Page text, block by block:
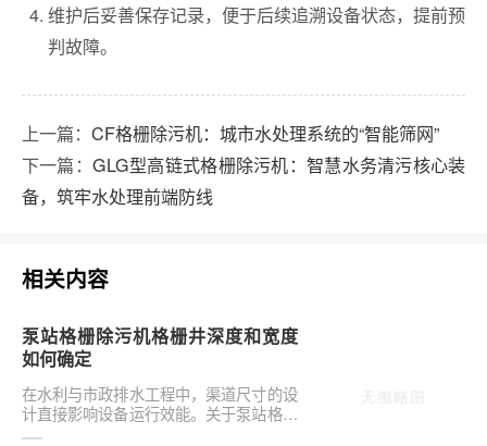
维护后妥善保存记录，便于后续追溯设备状态，提前预
判故障。
上一篇： CF格栅除污机：城市水处理系统的“智能筛网”
下一篇： GLG型高链式格栅除污机：智慧水务清污核心装
备，筑牢水处理前端防线
相关内容
泵站格栅除污机格栅井深度和宽度
如何确定
在水利与市政排水工程中，渠道尺寸的设
计直接影响设备运行效能。关于泵站格栅
除污机格栅井深度和宽度如何确定，是前